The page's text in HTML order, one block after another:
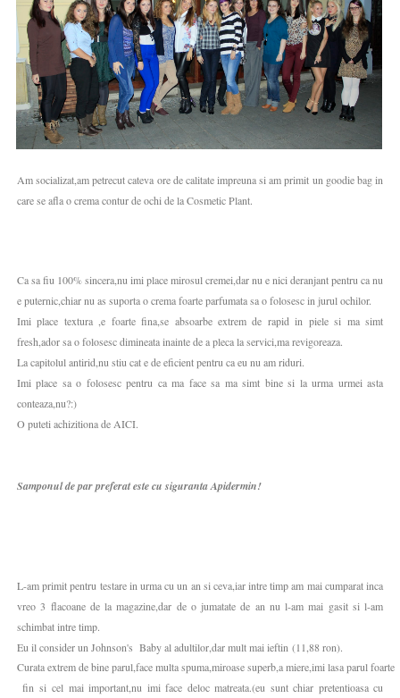
Am socializat,am petrecut cateva ore de calitate impreuna si am primit un goodie bag in
care se afla o crema contur de ochi de la Cosmetic Plant.
Ca sa fiu 100% sincera,nu imi place mirosul cremei,dar nu e nici deranjant pentru ca nu
e puternic,chiar nu as suporta o crema foarte parfumata sa o folosesc in jurul ochilor.
Imi place textura ,e foarte fina,se absoarbe extrem de rapid in piele si ma simt
fresh,ador sa o folosesc dimineata inainte de a pleca la servici,ma revigoreaza.
La capitolul antirid,nu stiu cat e de eficient pentru ca eu nu am riduri.
Imi place sa o folosesc pentru ca ma face sa ma simt bine si la urma urmei asta
conteaza,nu?:)
O puteti achizitiona de AICI.
Samponul de par preferat este cu siguranta Apidermin!
L-am primit pentru testare in urma cu un an si ceva,iar intre timp am mai cumparat inca
vreo 3 flacoane de la magazine,dar de o jumatate de an nu l-am mai gasit si l-am
schimbat intre timp.
Eu il consider un Johnson's Baby al adultilor,dar mult mai ieftin (11,88 ron).
Curata extrem de bine parul,face multa spuma,miroase superb,a miere,imi lasa parul foarte
fin sicel mai important,nu imi face deloc matreata.(eu sunt chiar pretentioasa cu